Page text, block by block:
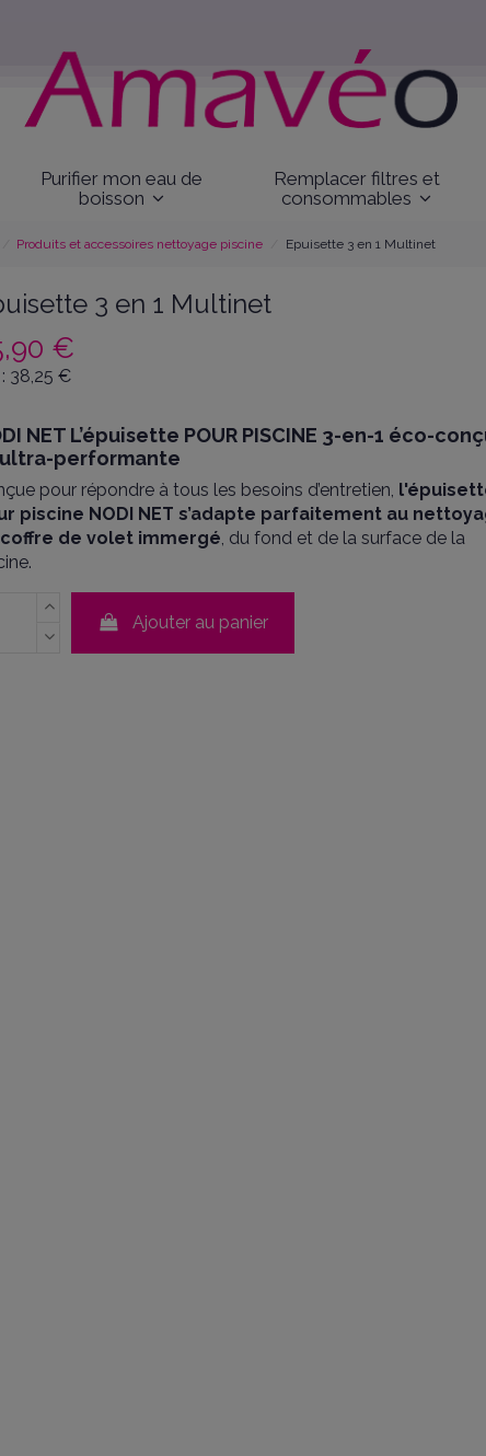
Purifier mon eau de
boisson
Remplacer filtres et
consommables
Produits et accessoires nettoyage piscine Epuisette 3 en 1 Multinet
3 en 1 Multinet
€
38,25€
NET L’épuisette POUR PISCINE 3-en-1 éco-
performante
pour répondre à tous les besoins d’entretien,
piscine NODI NET s’adapte parfaitement au
de volet immergé, du fond et de la surface de la
Ajouter au panier